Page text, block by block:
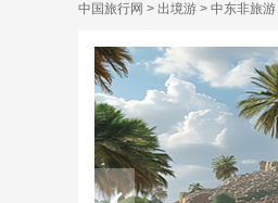
中国旅行网 > 出境游 > 中东非旅游